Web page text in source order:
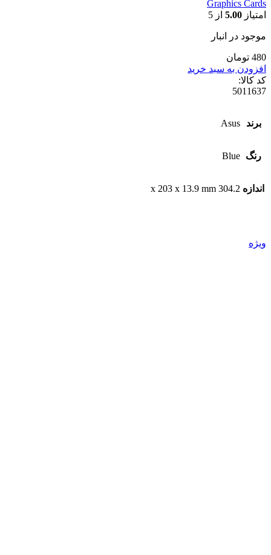
Graphics Cards
امتیاز 5.00 از 5
موجود در انبار
480 تومان
افزودن به سبد خرید
کد کالا:
5011637
برند Asus
رنگ Blue
اندازه 304.2 x 203 x 13.9 mm
ویژه